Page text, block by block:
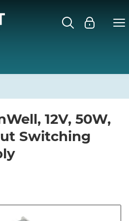
12V, 50W,
Switching